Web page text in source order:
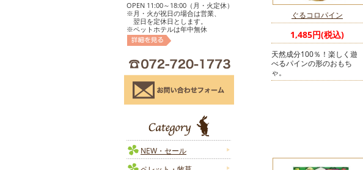
OPEN 11:00～18:00（月・火定休）
※月・火が祝日の場合は営業、
翌日を定休日とします。
※ペットホテルは年中無休
NEW・セール
ぐるコロパイン
1,485円(税込)
天然成分100％！楽しく遊
べるパインの形のおもち
ゃ。